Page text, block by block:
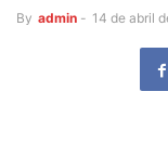
By admin - 14 de abril